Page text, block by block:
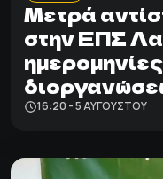
Μετρά
στην ΕΠΣ
16:20 - 5 ΑΥΓΟΎΣΤΟΥ